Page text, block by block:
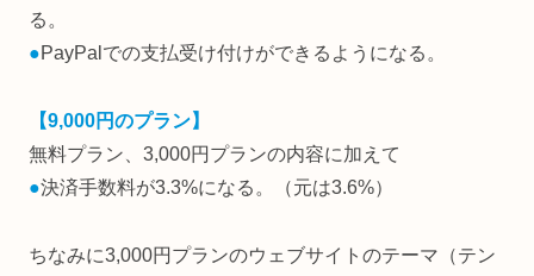
る。
●PayPalでの支払受け付けができるようになる。
【9,000円のプラン】
無料プラン、3,000円プランの内容に加えて
●決済手数料が3.3%になる。（元は3.6%）
ちなみに3,000円プランのウェブサイトのテーマ（テン